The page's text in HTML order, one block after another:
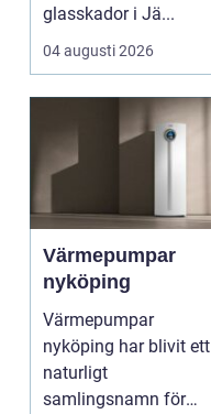
glasskador i Jä...
04 augusti 2026
Värmepumpar
nyköping
Värmepumpar
nyköping har blivit ett
naturligt
samlingsnamn för